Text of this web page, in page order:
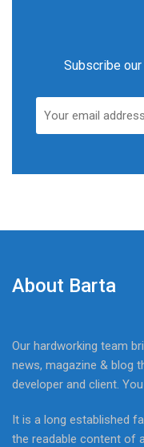
Subscribe
About Barta
Our hardworking team
news, magazine & blog
developer and client.
It is a long established
the readable content of